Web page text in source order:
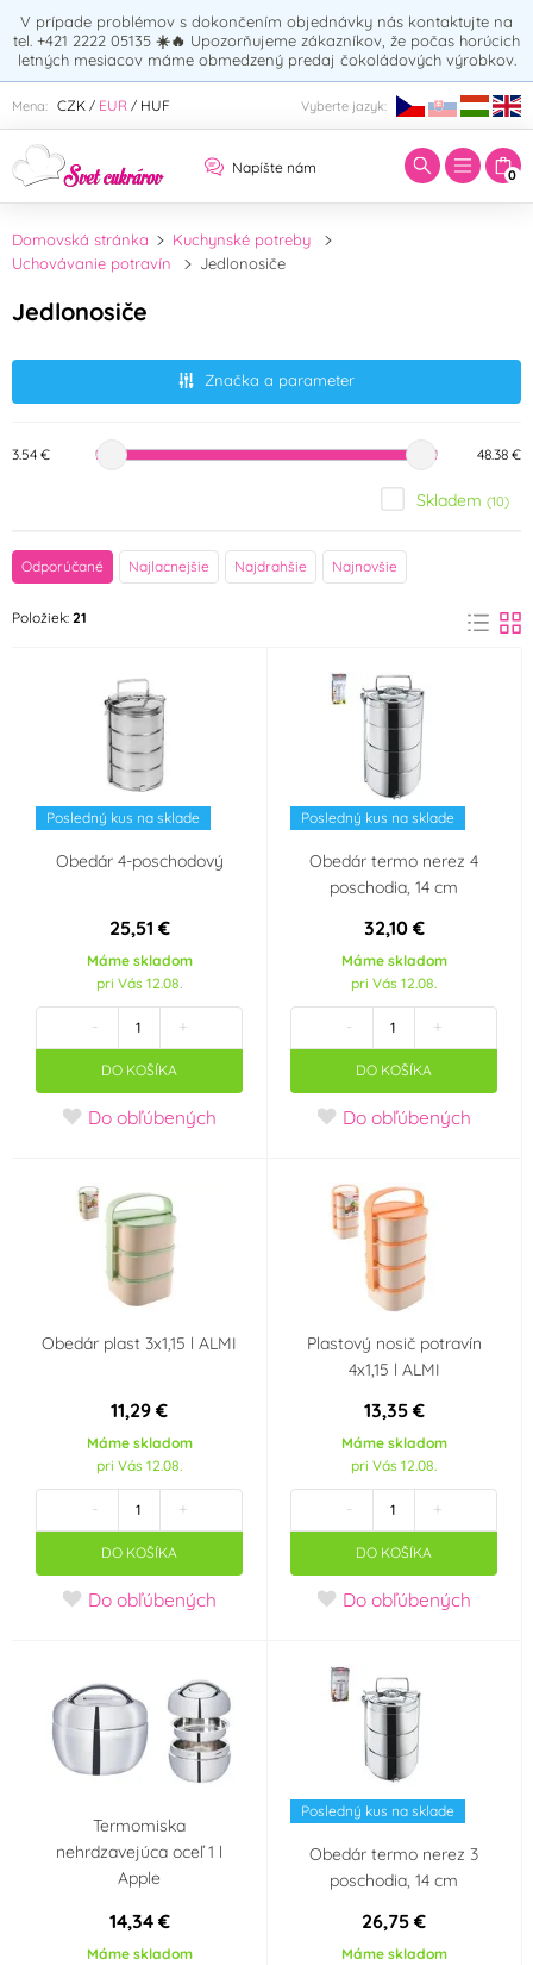
V prípade problémov s dokončením objednávky nás kontaktujte na
tel. +421 2222 05135 ☀️🔥 Upozorňujeme zákazníkov, že počas horúcich
letných mesiacov máme obmedzený predaj čokoládových výrobkov.
Mena: CZK / EUR / HUF Vyberte jazyk:
Napíšte nám 0
Zadajte hľadaný výraz:
Domovská stránka
Kuchynské potreby
Uchovávanie potravín
Jedlonosiče
Jedlonosiče
Značka a parameter
značka
ORION
Kov (5) Nerez (5)
Plast (5)
3.54 € 48.38 €
Skladem (10)
Odporúčané Najlacnejšie Najdrahšie Najnovšie
Položiek: 21
Posledný kus na sklade
Obedár 4-poschodový
25,51 €
Máme skladom
pri Vás 12.08.
- +
DO KOŠÍKA
Do obľúbených
Posledný kus na sklade
Obedár termo nerez 4
poschodia, 14 cm
32,10 €
Máme skladom
pri Vás 12.08.
- +
DO KOŠÍKA
Do obľúbených
Obedár plast 3x1,15 l ALMI
11,29 €
Máme skladom
pri Vás 12.08.
- +
DO KOŠÍKA
Do obľúbených
Plastový nosič potravín
4x1,15 l ALMI
13,35 €
Máme skladom
pri Vás 12.08.
- +
DO KOŠÍKA
Do obľúbených
Termomiska
nehrdzavejúca oceľ 1 l
Apple
14,34 €
Máme skladom
Posledný kus na sklade
Obedár termo nerez 3
poschodia, 14 cm
26,75 €
Máme skladom